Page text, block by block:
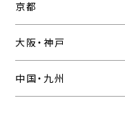
京都
大阪・神戸
中国・九州